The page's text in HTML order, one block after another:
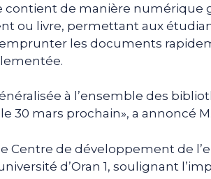
contient de manière numérique
ou livre, permettant aux
les documents
à l’ensemble des
30 mars prochain», a annoncé
Centre de développement de
d’Oran 1, soulignant